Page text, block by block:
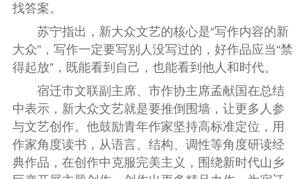
找答案。
苏宁指出，新大众文艺的核心是“写作内容的新
大众”，写作一定要写别人没写过的，好作品应当“禁
得起放”，既能看到自己，也能看到他人和时代。
宿迁市文联副主席、市作协主席孟献国在总结
中表示，新大众文艺就是要推倒围墙，让更多人参
与文艺创作。他鼓励青年作家坚持高标准定位，用
作家角度读书，从语言、结构、调性等角度研读经
典作品，在创作中克服完美主义，围绕新时代山乡